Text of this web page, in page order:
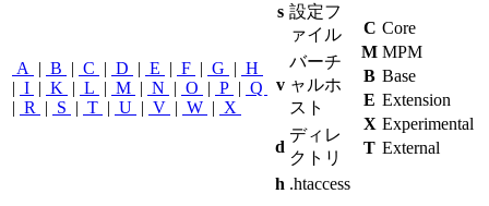
A | B | C | D | E | F | G | H
| I | K | L | M | N | O | P | Q
| R | S | T | U | V | W | X
s 設定フ
ァイル
v
バーチ
ャルホ
スト
d
ディレ
クトリ
h .htaccess
C Core
M MPM
B Base
E Extension
X Experimental
T External